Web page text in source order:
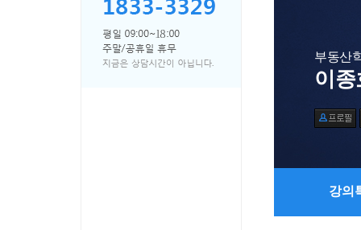
부동산
이
강의